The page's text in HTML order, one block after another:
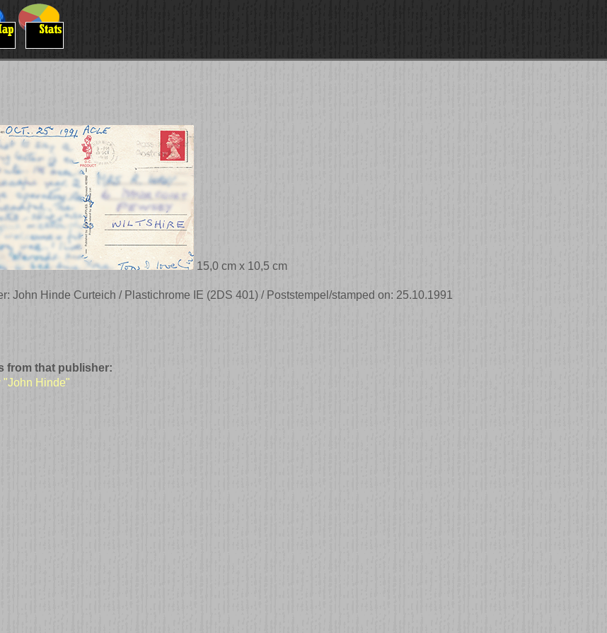
15,0 cm x 10,5 cm
John Hinde Curteich / Plastichrome IE (2DS 401) / Poststempel/stamped on: 25.10.1991
from that publisher:
"John Hinde"